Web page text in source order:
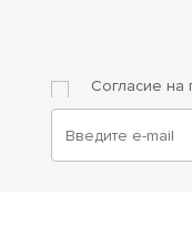
Согласие на